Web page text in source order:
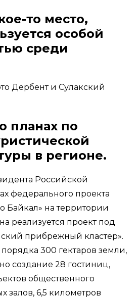
то место,
особой
среди
Дербент и Сулакский
планах по
в регионе.
Российской
федерального проекта
Байкал» на территории
реализуется проект под
прибрежный кластер».
300 гектаров земли,
создание 28 гостиниц,
общественного
залов, 6,5 километров